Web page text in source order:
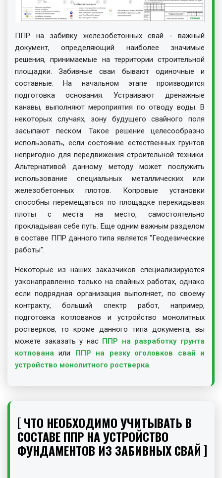
ППР на забивку железобетонных свай - важный
документ, определяющий наиболее значимые
решения, принимаемые на территории строительной
площадки. Забивные сваи бывают одиночные и
составные. На начальном этапе производится
подготовка основания. Устраивают дренажные
канавы, выполняют мероприятия по отводу воды. В
некоторых случаях, зону будущего свайного поля
засыпают песком. Такое решение целесообразно
использовать, если состояние естественных грунтов
непригодно для передвижения строительной техники.
Альтернативой данному методу может послужить
использование специальных металлических или
железобетонных плотов. Копровые установки
способны перемещаться по площадке перекидывая
плоты с места на место, самостоятельно
прокладывая себе путь. Еще одним важным разделом
в составе ППР данного типа является "Геодезические
работы".
Некоторые из наших заказчиков специализируются
узконаправленно только на свайных работах, однако
если подрядная организация выполняет, по своему
контракту, больший спектр работ, например,
подготовка котлованов и устройство монолитных
ростверков, то кроме данного типа документа, вы
можете заказать у нас ППР на разработку грунта
котлована или ППР на резку оголовков свай и
устройство монолитного ростверка.
ЧТО НЕОБХОДИМО УЧИТЫВАТЬ В
СОСТАВЕ ППР НА УСТРОЙСТВО
ФУНДАМЕНТОВ ИЗ ЗАБИВНЫХ СВАЙ